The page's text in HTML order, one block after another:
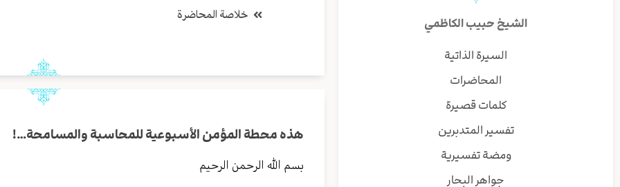
الشيخ حبيب الكاظمي
السيرة الذاتية
المحاضرات
كلمات قصيرة
تفسير المتدبرين
ومضة تفسيرية
جواهر البحار
خلاصة المحاضرة
هذه محطة المؤمن الأسبوعية للمحاسبة والمسامحة…!
بسم الله الرحمن الرحيم